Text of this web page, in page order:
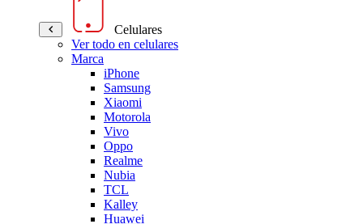
Celulares
Ver todo en celulares
Marca
iPhone
Samsung
Xiaomi
Motorola
Vivo
Oppo
Realme
Nubia
TCL
Kalley
Huawei